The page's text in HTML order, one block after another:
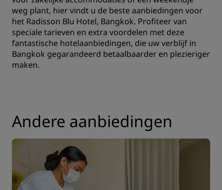
weg plant, hier vindt u de beste aanbiedingen voor
het Radisson Blu Hotel, Bangkok. Profiteer van
speciale tarieven en extra voordelen met deze
fantastische hotelaanbiedingen, die uw verblijf in
Bangkok gegarandeerd betaalbaarder en plezieriger
maken.
Andere aanbiedingen